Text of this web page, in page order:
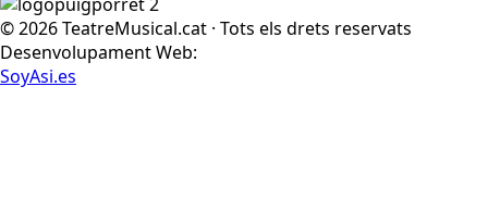
© 2026 TeatreMusical.cat · Tots els drets reservats
Desenvolupament Web:
SoyAsi.es